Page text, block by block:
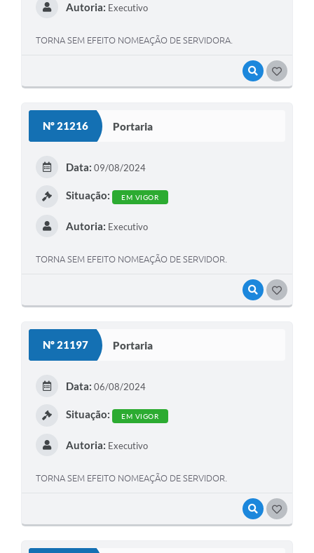
VISUALIZAR
Autoria: Executivo
TORNA SEM EFEITO NOMEAÇÃO DE SERVIDORA.
Nº 21216 Portaria
VISUALIZAR
Data: 09/08/2024
Situação: EM VIGOR
Autoria: Executivo
TORNA SEM EFEITO NOMEAÇÃO DE SERVIDOR.
Nº 21197 Portaria
VISUALIZAR
Data: 06/08/2024
Situação: EM VIGOR
Autoria: Executivo
TORNA SEM EFEITO NOMEAÇÃO DE SERVIDOR.